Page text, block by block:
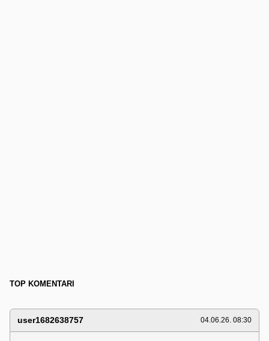
TOP KOMENTARI
user1682638757 04.06.26. 08:30